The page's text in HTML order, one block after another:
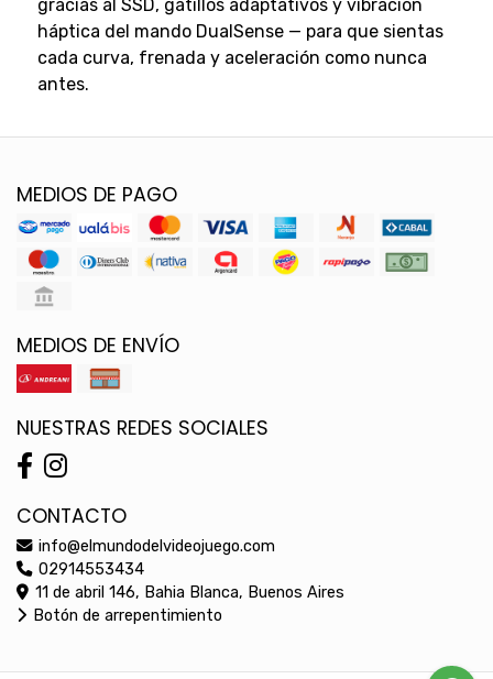
gracias al SSD, gatillos adaptativos y vibración
háptica del mando DualSense — para que sientas
cada curva, frenada y aceleración como nunca
antes.
MEDIOS DE PAGO
MEDIOS DE ENVÍO
NUESTRAS REDES SOCIALES
CONTACTO
info@elmundodelvideojuego.com
02914553434
11 de abril 146, Bahia Blanca, Buenos Aires
Botón de arrepentimiento